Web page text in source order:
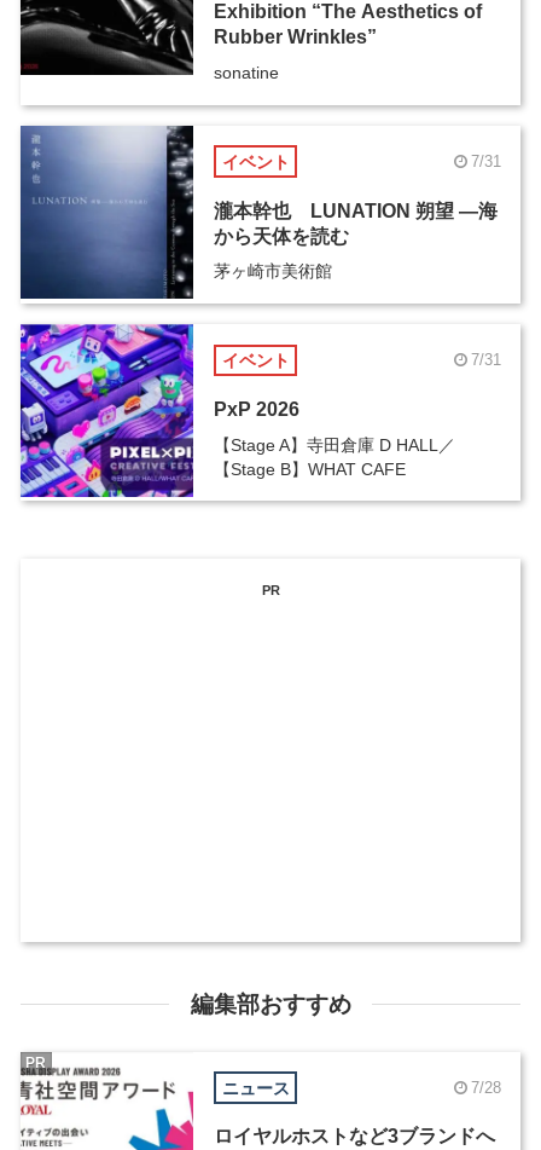
Exhibition “The Aesthetics of
Rubber Wrinkles”
sonatine
イベント 7/31
瀧本幹也 LUNATION 朔望 ―海
から天体を読む
茅ヶ崎市美術館
イベント 7/31
PxP 2026
【Stage A】寺田倉庫 D HALL／
【Stage B】WHAT CAFE
PR
編集部おすすめ
ニュース 7/28
ロイヤルホストなど3ブランドへ
PR